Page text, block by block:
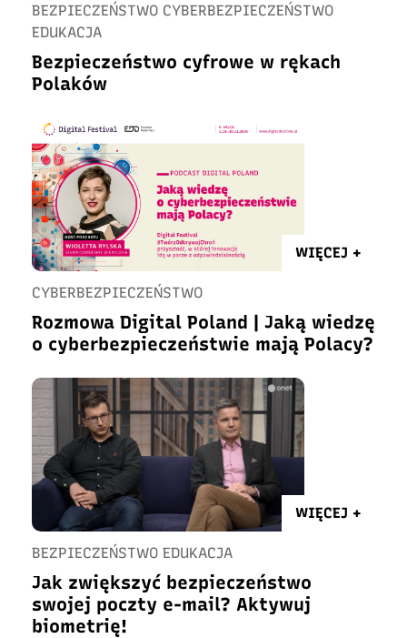
BEZPIECZEŃSTWO CYBERBEZPIECZEŃSTWO
EDUKACJA
Bezpieczeństwo cyfrowe w rękach
Polaków
WIĘCEJ +
CYBERBEZPIECZEŃSTWO
Rozmowa Digital Poland | Jaką wiedzę
o cyberbezpieczeństwie mają Polacy?
WIĘCEJ +
BEZPIECZEŃSTWO EDUKACJA
Jak zwiększyć bezpieczeństwo
swojej poczty e-mail? Aktywuj
biometrię!